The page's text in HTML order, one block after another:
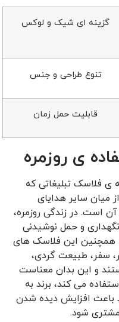
گزینه ای شیک و لوکس
تنوع طراحی و جنس
قابلیت حمل زمان
ی روزمره
ی فلاسک تبلیغاتی که
میان سایر هدایای
آن است. در زندگی روزمره،
و حمل نوشیدنی
همچنین این فلاسک ‌های
سفر، طبیعت ‌گردی،
و این بدان معناست
می‌ کند، برند به
باعث افزایش دیده شدن
مشتری شود.